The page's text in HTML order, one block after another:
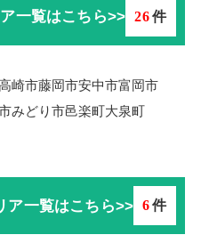
一覧はこちら>> 26件
崎市藤岡市安中市富岡市
みどり市邑楽町大泉町
ア一覧はこちら>> 6件